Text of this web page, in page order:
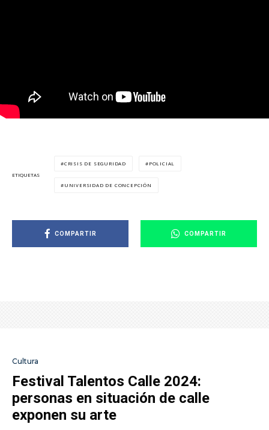
ETIQUETAS
CRISIS DE SEGURIDAD POLICIAL
UNIVERSIDAD DE CONCEPCIÓN
COMPARTIR COMPARTIR
Cultura
Festival Talentos Calle 2024:
personas en situación de calle
exponen su arte